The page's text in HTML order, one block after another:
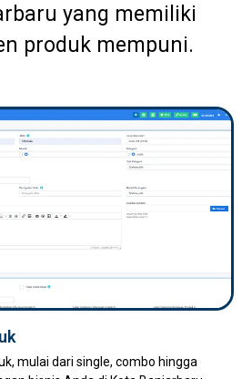
yang memiliki
produk mempuni.
mulai dari single, combo hingga